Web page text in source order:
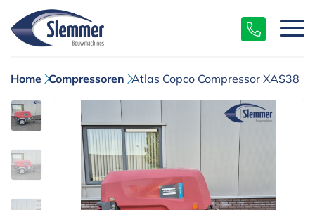
Home Compressoren Atlas Copco Compressor XAS38